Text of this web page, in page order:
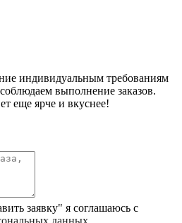
индивидуальным требованиям
выполнение заказов.
еще ярче и вкуснее!
заявку" я соглашаюсь с
данных